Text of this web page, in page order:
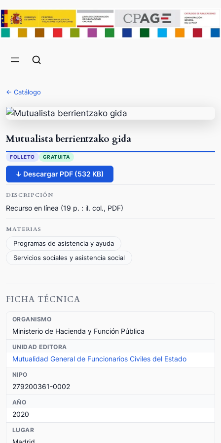
← Catálogo
Mutualista berrientzako gida
FOLLETO GRATUITA
↓ Descargar PDF (532 KB)
DESCRIPCIÓN
Recurso en línea (19 p. : il. col., PDF)
MATERIAS
Programas de asistencia y ayuda
Servicios sociales y asistencia social
FICHA TÉCNICA
ORGANISMO
Ministerio de Hacienda y Función Pública
UNIDAD EDITORA
Mutualidad General de Funcionarios Civiles del Estado
NIPO
279200361-0002
AÑO
2020
LUGAR